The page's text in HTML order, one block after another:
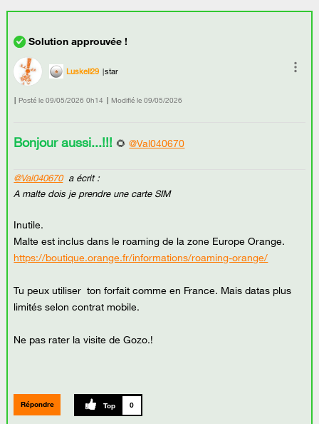
Luskell29 star
Posté le ‎09/05/2026 0h14 Modifié le 09/05/2026
Bonjour aussi...!!!🌻@Val040670
@Val040670a écrit :
A malte dois je prendre une carte SIM
Inutile.
Malte est inclus dans le roaming de la zone Europe Orange.
https://boutique.orange.fr/informations/roaming-orange/
Tu peux utiliser ton forfait comme en France. Mais datas plus
limités selon contrat mobile.
Ne pas rater la visite de Gozo.!
Répondre 0